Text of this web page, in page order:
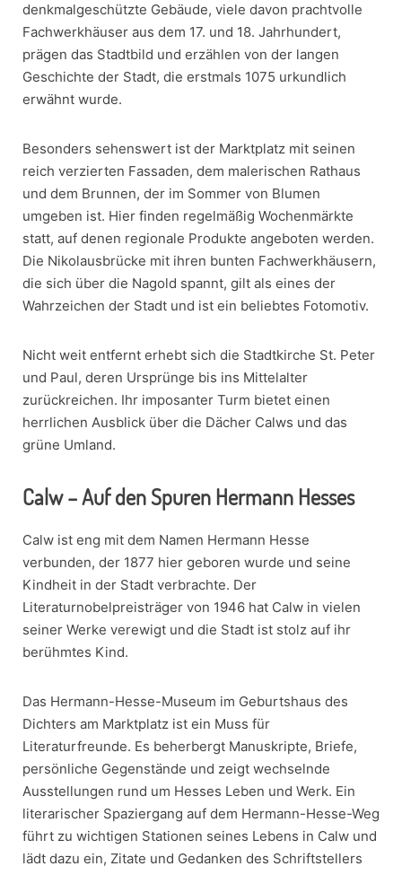
denkmalgeschützte Gebäude, viele davon prachtvolle
Fachwerkhäuser aus dem 17. und 18. Jahrhundert,
prägen das Stadtbild und erzählen von der langen
Geschichte der Stadt, die erstmals 1075 urkundlich
erwähnt wurde.
Besonders sehenswert ist der Marktplatz mit seinen
reich verzierten Fassaden, dem malerischen Rathaus
und dem Brunnen, der im Sommer von Blumen
umgeben ist. Hier finden regelmäßig Wochenmärkte
statt, auf denen regionale Produkte angeboten werden.
Die Nikolausbrücke mit ihren bunten Fachwerkhäusern,
die sich über die Nagold spannt, gilt als eines der
Wahrzeichen der Stadt und ist ein beliebtes Fotomotiv.
Nicht weit entfernt erhebt sich die Stadtkirche St. Peter
und Paul, deren Ursprünge bis ins Mittelalter
zurückreichen. Ihr imposanter Turm bietet einen
herrlichen Ausblick über die Dächer Calws und das
grüne Umland.
Calw – Auf den Spuren Hermann Hesses
Calw ist eng mit dem Namen Hermann Hesse
verbunden, der 1877 hier geboren wurde und seine
Kindheit in der Stadt verbrachte. Der
Literaturnobelpreisträger von 1946 hat Calw in vielen
seiner Werke verewigt und die Stadt ist stolz auf ihr
berühmtes Kind.
Das Hermann-Hesse-Museum im Geburtshaus des
Dichters am Marktplatz ist ein Muss für
Literaturfreunde. Es beherbergt Manuskripte, Briefe,
persönliche Gegenstände und zeigt wechselnde
Ausstellungen rund um Hesses Leben und Werk. Ein
literarischer Spaziergang auf dem Hermann-Hesse-Weg
führt zu wichtigen Stationen seines Lebens in Calw und
lädt dazu ein, Zitate und Gedanken des Schriftstellers